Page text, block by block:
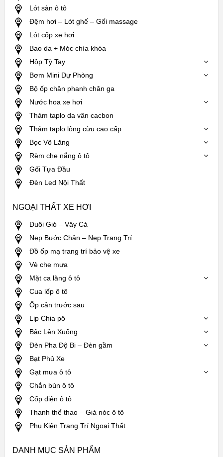
Lót sàn ô tô
Đệm hơi – Lót ghế – Gối massage
Lót cốp xe hơi
Bao da + Móc chìa khóa
Hộp Tỳ Tay
Bơm Mini Dự Phòng
Bộ ốp chân phanh chân ga
Nước hoa xe hơi
Thảm taplo da vân cacbon
Thảm taplo lông cừu cao cấp
Bọc Vô Lăng
Rèm che nắng ô tô
Gối Tựa Đầu
Đèn Led Nội Thất
NGOẠI THẤT XE HƠI
Đuôi Gió – Vây Cá
Nẹp Bước Chân – Nẹp Trang Trí
Đồ ốp mạ trang trí bảo vệ xe
Vè che mưa
Mặt ca lăng ô tô
Cua lốp ô tô
Ốp cản trước sau
Lip Chia pô
Bậc Lên Xuống
Đèn Pha Độ Bi – Đèn gầm
Bạt Phủ Xe
Gạt mưa ô tô
Chắn bùn ô tô
Cốp điện ô tô
Thanh thể thao – Giá nóc ô tô
Phụ Kiện Trang Trí Ngoại Thất
DANH MỤC SẢN PHẨM